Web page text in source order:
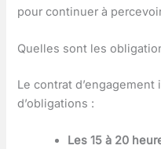
pour continuer à
Quelles sont les
Le contrat
d’obligations :
Les 15 à 20